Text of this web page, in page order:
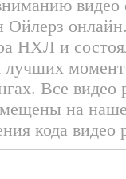
Джейсон)
0:2
видео
НХЛ и
лучших
Все видео
на
кода видео